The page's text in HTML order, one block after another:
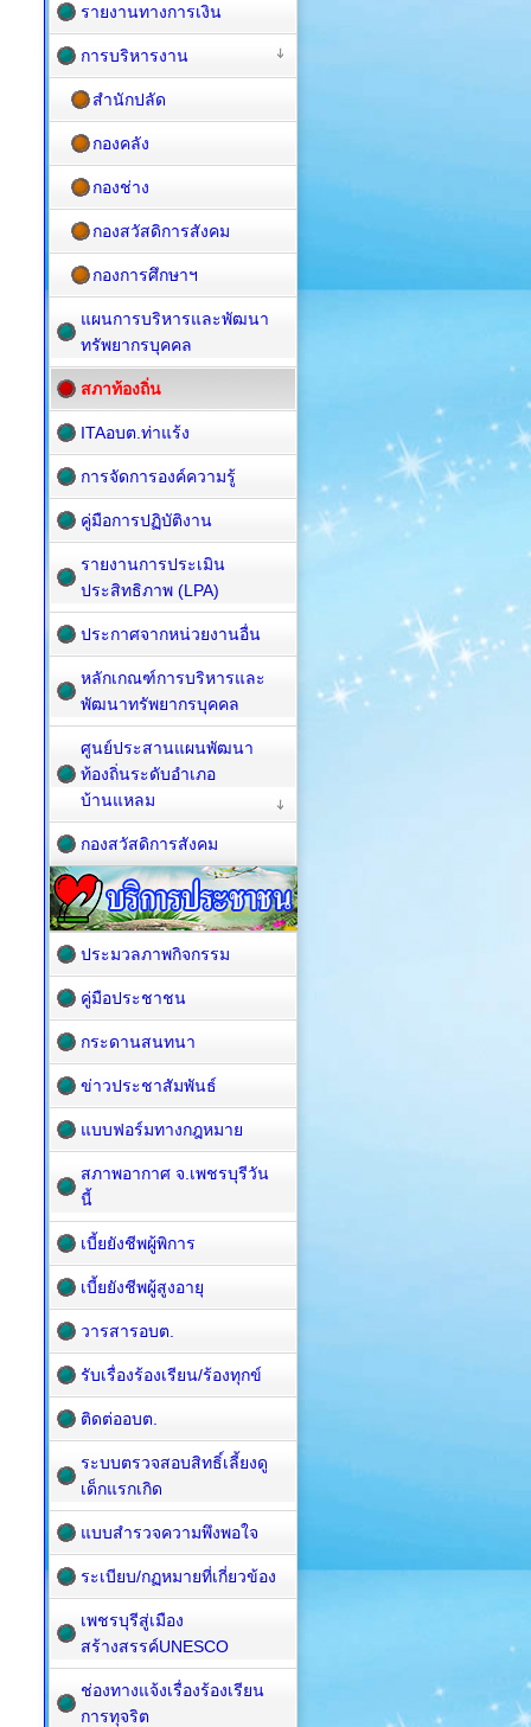
รายงานทางการเงิน
การบริหารงาน
สำนักปลัด
กองคลัง
กองช่าง
กองสวัสดิการสังคม
กองการศึกษาฯ
แผนการบริหารและพัฒนา
ทรัพยากรบุคคล
สภาท้องถิ่น
ITAอบต.ท่าแร้ง
การจัดการองค์ความรู้
คู่มือการปฏิบัติงาน
รายงานการประเมิน
ประสิทธิภาพ (LPA)
ประกาศจากหน่วยงานอื่น
หลักเกณฑ์การบริหารและ
พัฒนาทรัพยากรบุคคล
ศูนย์ประสานแผนพัฒนา
ท้องถิ่นระดับอำเภอ
บ้านแหลม
กองสวัสดิการสังคม
ประมวลภาพกิจกรรม
คู่มือประชาชน
กระดานสนทนา
ข่าวประชาสัมพันธ์
แบบฟอร์มทางกฎหมาย
สภาพอากาศ จ.เพชรบุรีวัน
นี้
เบี้ยยังชีพผู้พิการ
เบี้ยยังชีพผู้สูงอายุ
วารสารอบต.
รับเรื่องร้องเรียน/ร้องทุกข์
ติดต่ออบต.
ระบบตรวจสอบสิทธิ์เลี้ยงดู
เด็กแรกเกิด
แบบสำรวจความพึงพอใจ
ระเบียบ/กฏหมายที่เกี่ยวข้อง
เพชรบุรีสู่เมือง
สร้างสรรค์UNESCO
ช่องทางแจ้งเรื่องร้องเรียน
การทุจริต